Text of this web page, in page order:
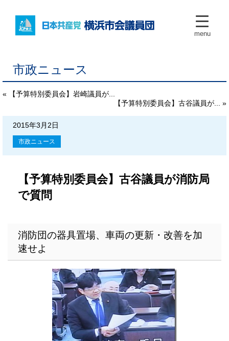
menu
市政ニュース
« 【予算特別委員会】岩崎議員が...
【予算特別委員会】古谷議員が... »
2015年3月2日
市政ニュース
【予算特別委員会】古谷議員が消防局
で質問
消防団の器具置場、車両の更新・改善を加
速せよ